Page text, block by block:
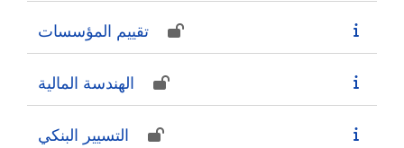
تقييم المؤسسات
الهندسة المالية
التسيير البنكي